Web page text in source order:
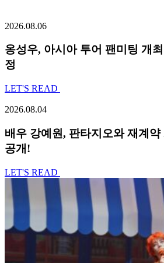
2026.08.06
옹성우, 아시아 투어 팬미팅 개
정
LET'S READ
2026.08.04
배우 강예원, 판타지오와 재계
공개!
LET'S READ